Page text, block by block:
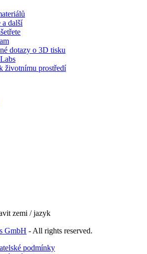
a další
dotazy o 3D tisku
životnímu prostředí
zemi / jazyk
GmbH - All rights reserved.
podmínky